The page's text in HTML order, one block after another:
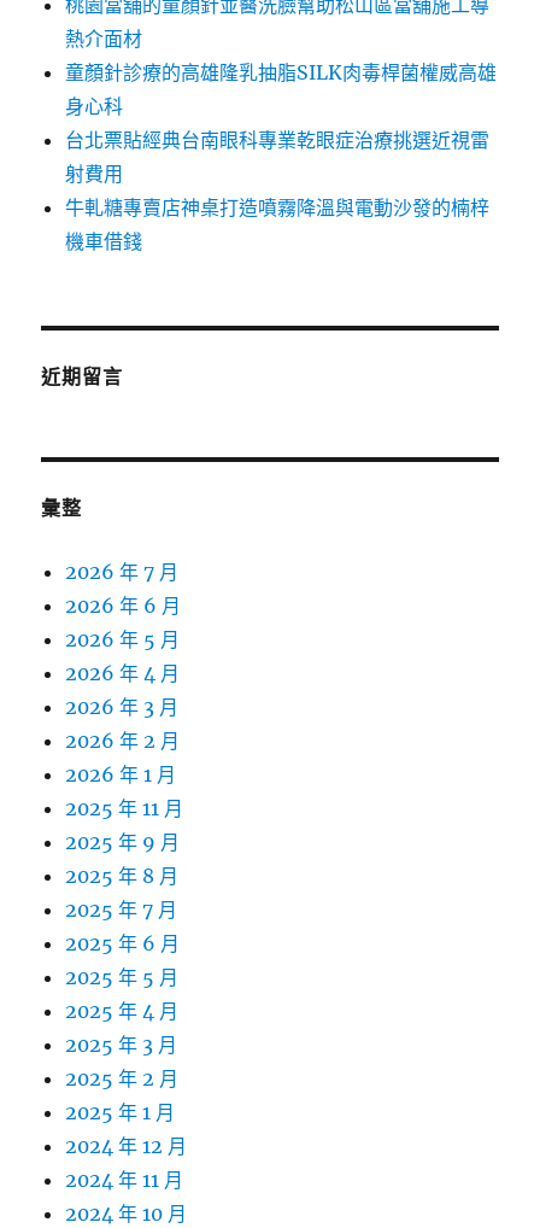
桃園當舖的童顏針並醫洗臉幫助松山區當舖施工導
熱介面材
童顏針診療的高雄隆乳抽脂SILK肉毒桿菌權威高雄
身心科
台北票貼經典台南眼科專業乾眼症治療挑選近視雷
射費用
牛軋糖專賣店神桌打造噴霧降溫與電動沙發的楠梓
機車借錢
近期留言
彙整
2026 年 7 月
2026 年 6 月
2026 年 5 月
2026 年 4 月
2026 年 3 月
2026 年 2 月
2026 年 1 月
2025 年 11 月
2025 年 9 月
2025 年 8 月
2025 年 7 月
2025 年 6 月
2025 年 5 月
2025 年 4 月
2025 年 3 月
2025 年 2 月
2025 年 1 月
2024 年 12 月
2024 年 11 月
2024 年 10 月